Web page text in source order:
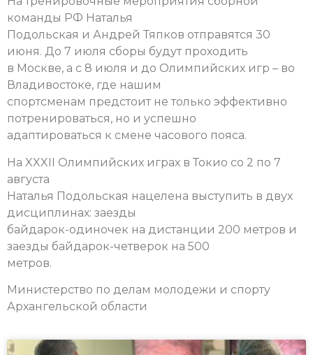
команды РФ Наталья
Подольская и Андрей Тяпков отправятся 30
июня. До 7 июля сборы будут проходить
в Москве, а с 8 июля и до Олимпийских игр – во
Владивостоке, где нашим
спортсменам предстоит не только эффективно
потренироваться, но и успешно
адаптироваться к смене часового пояса.
На XXXII Олимпийских играх в Токио со 2 по 7
августа
Наталья Подольская нацелена выступить в двух
дисциплинах: заезды
байдарок-одиночек на дистанции 200 метров и
заезды байдарок-четверок на 500
метров.
Министерство по делам молодежи и спорту
Архангельской области